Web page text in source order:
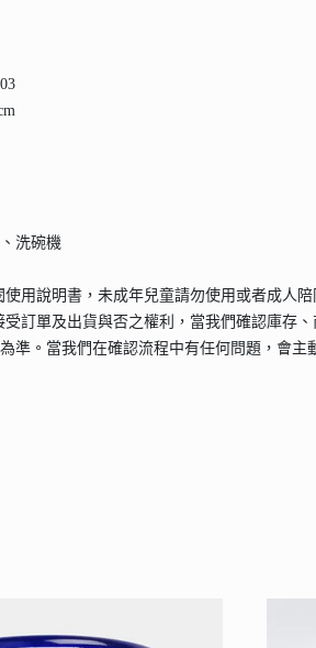
洗碗機
用說明書，未成年兒童請勿使用或者成人陪
訂單及出貨與否之權利，當我們確認庫存
準。當我們在確認流程中有任何問題，會主